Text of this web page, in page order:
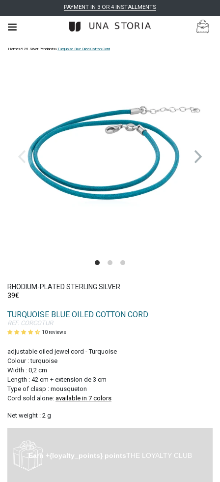
PAYMENT IN 3 OR 4 INSTALLMENTS
on your first order!
Home>925 Silver Pendants>Turquoise Blue Oiled Cotton Cord
RHODIUM-PLATED STERLING SILVER
39€
TURQUOISE BLUE OILED COTTON CORD
REF. CORCOTUR
10 reviews
adjustable oiled jewel cord - Turquoise
Colour : turquoise
Width : 0,2 cm
Length : 42 cm + extension de 3 cm
Type of clasp : mousqueton
Cord sold alone: available in 7 colors
Net weight : 2 g
Earn +{loyalty_points} pointsTHE LOYALTY CLUB